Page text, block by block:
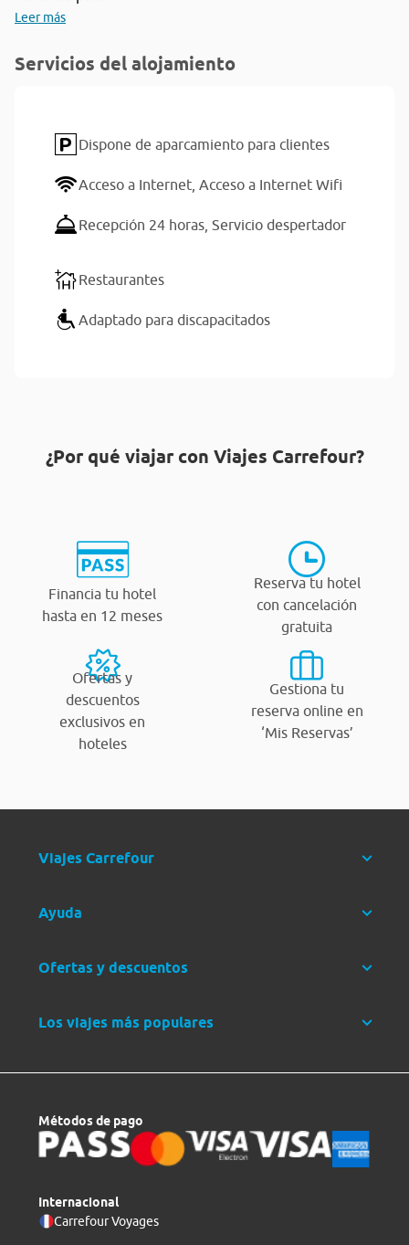
Leer más
Servicios del alojamiento
Dispone de aparcamiento para clientes
Acceso a Internet, Acceso a Internet Wifi
Recepción 24 horas, Servicio despertador
Restaurantes
Adaptado para discapacitados
¿Por qué viajar con Viajes Carrefour?
Financia tu hotel
hasta en 12 meses
Reserva tu hotel
con cancelación
gratuita
Ofertas y
descuentos
exclusivos en
hoteles
Gestiona tu
reserva online en
‘Mis Reservas’
Viajes Carrefour
Ayuda
Ofertas y descuentos
Los viajes más populares
Métodos de pago
Internacional
Carrefour Voyages